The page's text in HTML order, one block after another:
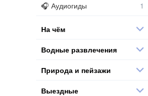
Аудиогиды
На чём
Водные развлечения
Природа и пейзажи
Выездные